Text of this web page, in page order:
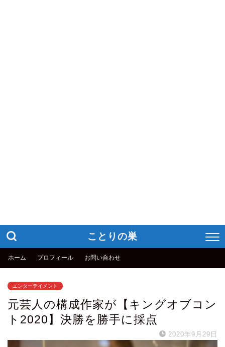
ことりの巣
ホーム プロフィール お問い合わせ
エンターテイメント
元芸人の構成作家が【キングオブコン
ト2020】決勝を勝手に採点
2020年9月29日